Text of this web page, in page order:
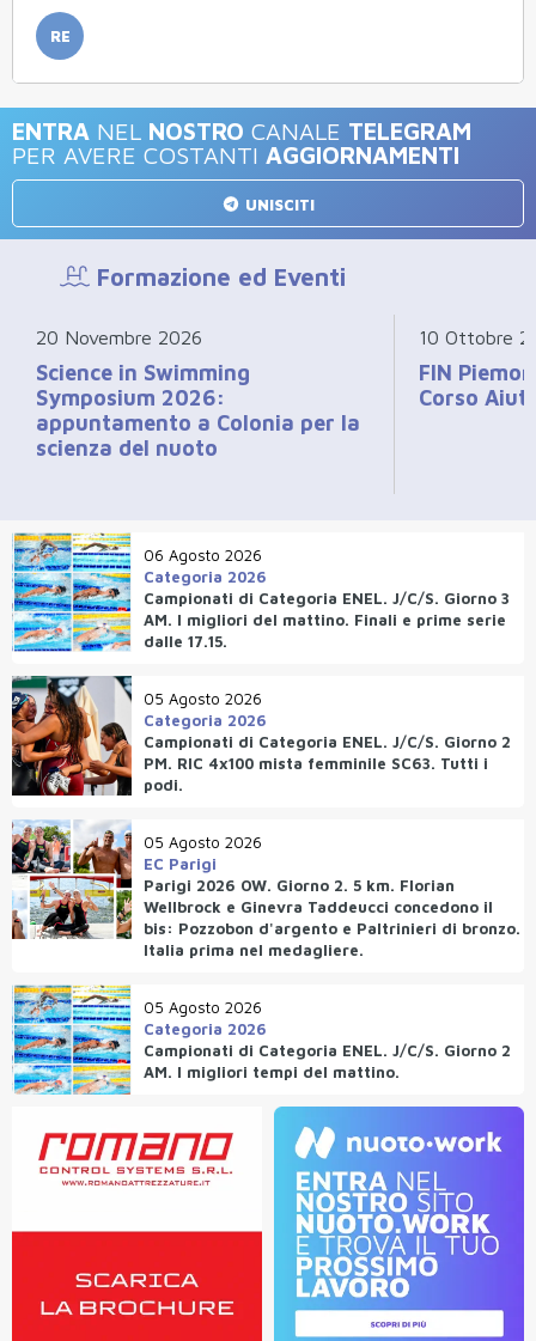
RE
ENTRA NEL NOSTRO CANALE TELEGRAM
PER AVERE COSTANTI AGGIORNAMENTI
UNISCITI
Formazione ed Eventi
20 Novembre 2026
Science in Swimming
Symposium 2026:
appuntamento a Colonia per la
scienza del nuoto
10 Ottobre
FIN
Corso
06 Agosto 2026
Categoria 2026
Campionati di Categoria ENEL. J/C/S. Giorno 3
AM. I migliori del mattino. Finali e prime serie
dalle 17.15.
05 Agosto 2026
Categoria 2026
Campionati di Categoria ENEL. J/C/S. Giorno 2
PM. RIC 4x100 mista femminile SC63. Tutti i
podi.
05 Agosto 2026
EC Parigi
Parigi 2026 OW. Giorno 2. 5 km. Florian
Wellbrock e Ginevra Taddeucci concedono il
bis: Pozzobon d'argento e Paltrinieri di bronzo.
Italia prima nel medagliere.
05 Agosto 2026
Categoria 2026
Campionati di Categoria ENEL. J/C/S. Giorno 2
AM. I migliori tempi del mattino.